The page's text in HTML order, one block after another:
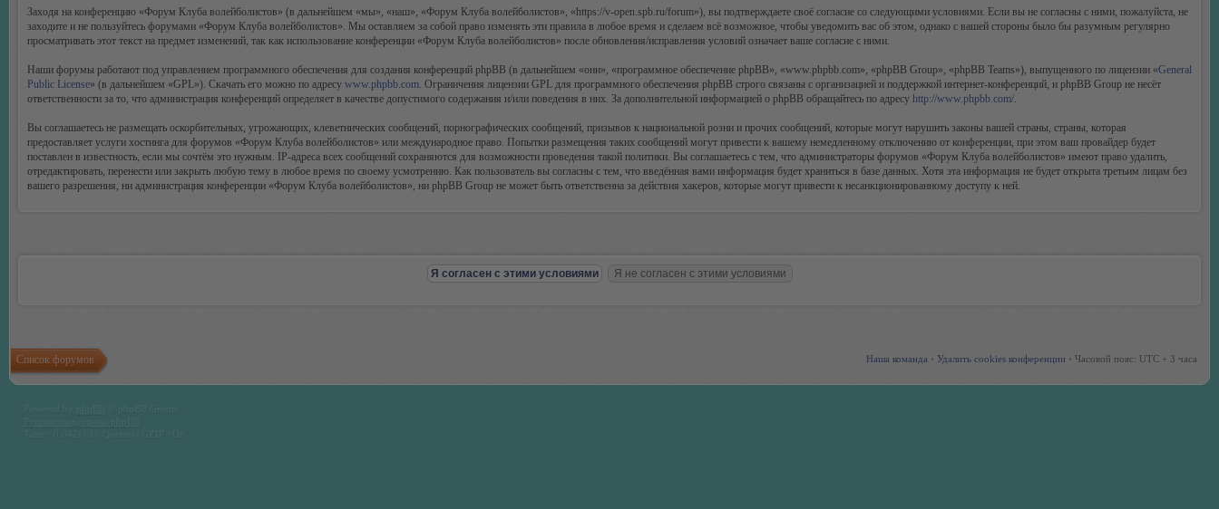
Заходя на конференцию «Форум Клуба волейболистов» (в дальнейшем «мы», «наш», «Форум Клуба волейболистов», «https://v-open.spb.ru/forum»), вы подтверждаете своё согласие со следующими условиями. Если вы не согласны с ними, пожалуйста, не
заходите и не пользуйтесь форумами «Форум Клуба волейболистов». Мы оставляем за собой право изменять эти правила в любое время и сделаем всё возможное, чтобы уведомить вас об этом, однако с вашей стороны было бы разумным регулярно
просматривать этот текст на предмет изменений, так как использование конференции «Форум Клуба волейболистов» после обновления/исправления условий означает ваше согласие с ними.
Наши форумы работают под управлением программного обеспечения для создания конференций phpBB (в дальнейшем «они», «программное обеспечение phpBB», «www.phpbb.com», «phpBB Group», «phpBB Teams»), выпущенного по лицензии «General
Public License» (в дальнейшем «GPL»). Скачать его можно по адресу www.phpbb.com. Ограничения лицензии GPL для программного обеспечения phpBB строго связаны с организацией и поддержкой интернет-конференций, и phpBB Group не несёт
ответственности за то, что администрация конференций определяет в качестве допустимого содержания и/или поведения в них. За дополнительной информацией о phpBB обращайтесь по адресу http://www.phpbb.com/.
Вы соглашаетесь не размещать оскорбительных, угрожающих, клеветнических сообщений, порнографических сообщений, призывов к национальной розни и прочих сообщений, которые могут нарушить законы вашей страны, страны, которая
предоставляет услуги хостинга для форумов «Форум Клуба волейболистов» или международное право. Попытки размещения таких сообщений могут привести к вашему немедленному отключению от конференции, при этом ваш провайдер будет
поставлен в известность, если мы сочтём это нужным. IP-адреса всех сообщений сохраняются для возможности проведения такой политики. Вы соглашаетесь с тем, что администраторы форумов «Форум Клуба волейболистов» имеют право удалить,
отредактировать, перенести или закрыть любую тему в любое время по своему усмотрению. Как пользователь вы согласны с тем, что введённая вами информация будет храниться в базе данных. Хотя эта информация не будет открыта третьим лицам без
вашего разрешения, ни администрация конференции «Форум Клуба волейболистов», ни phpBB Group не может быть ответственна за действия хакеров, которые могут привести к несанкционированному доступу к ней.
Наша команда • Удалить cookies конференции • Часовой пояс: UTC + 3 часа
Список форумов
Time : 0.042s | 16 Queries | GZIP : On